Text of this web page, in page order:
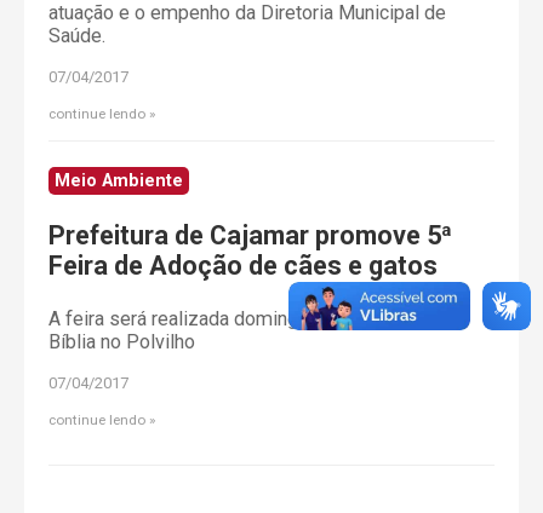
atuação e o empenho da Diretoria Municipal de
Saúde.
07/04/2017
continue lendo
Meio Ambiente
Prefeitura de Cajamar promove 5ª
Feira de Adoção de cães e gatos
A feira será realizada domingo 09/04 na Praça da
Bíblia no Polvilho
07/04/2017
continue lendo